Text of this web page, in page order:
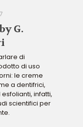
G.
di
di uso
le creme
a dentifrici,
infatti,
scientifici per